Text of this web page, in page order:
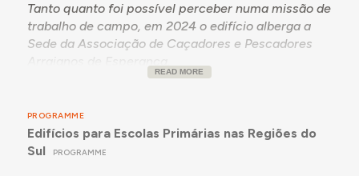
Tanto quanto foi possível perceber numa missão de
trabalho de campo, em 2024 o edifício alberga a
Sede da Associação de Caçadores e Pescadores
READ MORE
PROGRAMME
Edifícios para Escolas Primárias nas Regiões do
Sul
PROGRAMME